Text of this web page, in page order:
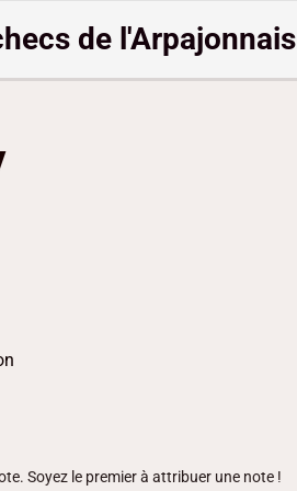
de l'Arpajonnais
Soyez le premier à attribuer une note !